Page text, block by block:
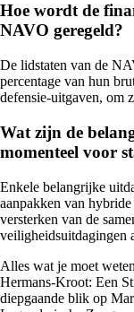
Hoe wordt de
NAVO geregeld?
De lidstaten van de
percentage van hun
defensie-uitgaven, om
Wat zijn de
momenteel voor
Enkele belangrijke
aanpakken van
versterken van de
veiligheidsuitdagingen
Alles wat je moet
Hermans-Kroot: Een
diepgaande blik op